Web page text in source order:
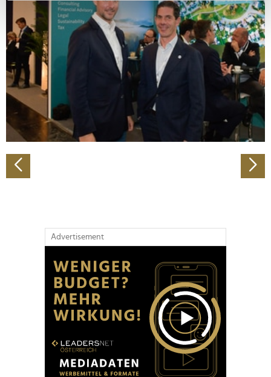
bestimmten Merkmalen (Fingerprinting) identifizieren
Erfahren Sie mehr darüber, wie Ihre persönlichen Daten
verarbeitet werden, und legen Sie Ihre Präferenzen im
Abschnitt Einzelheitenfest.
Wir verwenden Cookies, um Inhalte und Anzeigen zu
personalisieren, Funktionen für soziale Medien anbieten
zu können und die Zugriffe auf unsere Website zu
analysieren. Außerdem geben wir Informationen zu Ihrer
Verwendung unserer Website an unsere Partner für
soziale Medien, Werbung und Analysen weiter. Unsere
Partner führen diese Informationen möglicherweise mit
Advertisement